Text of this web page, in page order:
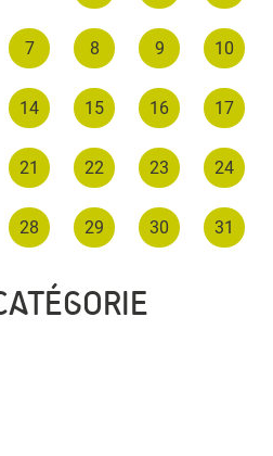
7 8 9 10
14 15 16 17
21 22 23 24
28 29 30 31